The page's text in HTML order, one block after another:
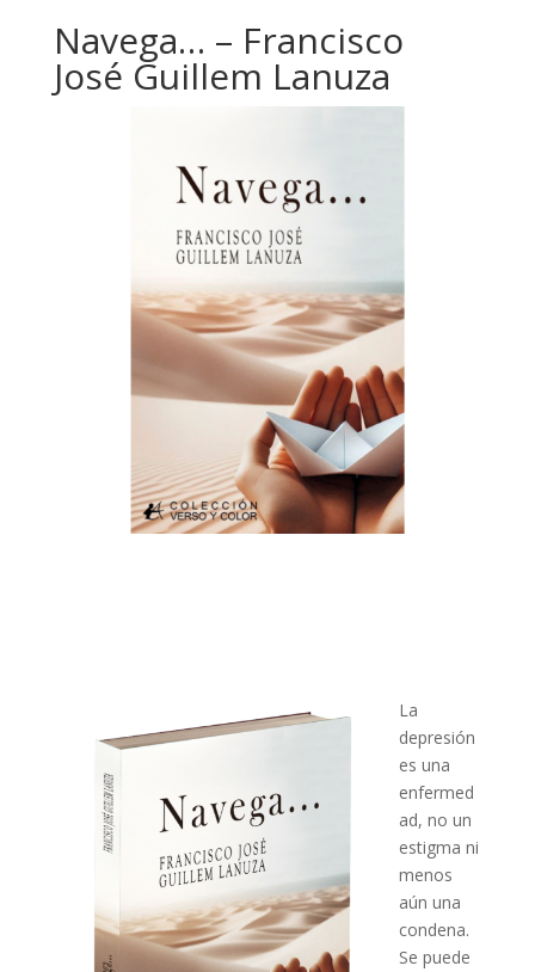
Navega… – Francisco
José Guillem Lanuza
La
depresión
es una
enfermed
ad, no un
estigma ni
menos
aún una
condena.
Se puede